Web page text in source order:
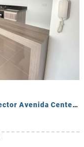
Se Vende Apartamento - Sector Avenida Centenario